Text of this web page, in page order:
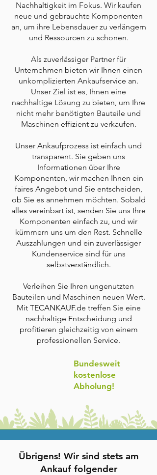
Nachhaltigkeit im Fokus. Wir kaufen
neue und gebrauchte Komponenten
an, um ihre Lebensdauer zu verlängern
und Ressourcen zu schonen.
Als zuverlässiger Partner für
Unternehmen bieten wir Ihnen einen
unkomplizierten Ankaufservice an.
Unser Ziel ist es, Ihnen eine
nachhaltige Lösung zu bieten, um Ihre
nicht mehr benötigten Bauteile und
Maschinen effizient zu verkaufen.
Unser Ankaufprozess ist einfach und
transparent. Sie geben uns
Informationen über Ihre
Komponenten, wir machen Ihnen ein
faires Angebot und Sie entscheiden,
ob Sie es annehmen möchten. Sobald
alles vereinbart ist, senden Sie uns Ihre
Komponenten einfach zu, und wir
kümmern uns um den Rest. Schnelle
Auszahlungen und ein zuverlässiger
Kundenservice sind für uns
selbstverständlich.
Verleihen Sie Ihren ungenutzten
Bauteilen und Maschinen neuen Wert.
Mit TECANKAUF.de treffen Sie eine
nachhaltige Entscheidung und
profitieren gleichzeitig von einem
professionellen Service.
Bundesweit
kostenlose
Abholung!
Übrigens! Wir sind stets am
Ankauf folgender